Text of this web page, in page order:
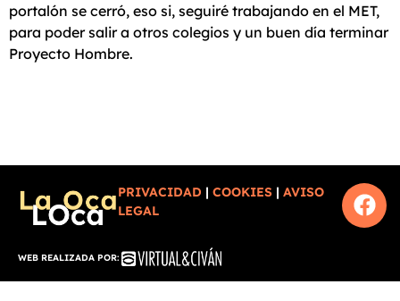
portalón se cerró, eso si, seguiré trabajando en el MET,
para poder salir a otros colegios y un buen día terminar
Proyecto Hombre.
PRIVACIDAD | COOKIES | AVISO
LEGAL
WEB REALIZADA POR: